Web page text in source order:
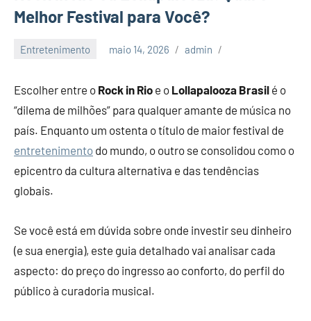
Melhor Festival para Você?
Entretenimento maio 14, 2026 admin
Escolher entre o Rock in Rio e o Lollapalooza Brasil é o
“dilema de milhões” para qualquer amante de música no
país. Enquanto um ostenta o título de maior festival de
entretenimento do mundo, o outro se consolidou como o
epicentro da cultura alternativa e das tendências
globais.
Se você está em dúvida sobre onde investir seu dinheiro
(e sua energia), este guia detalhado vai analisar cada
aspecto: do preço do ingresso ao conforto, do perfil do
público à curadoria musical.